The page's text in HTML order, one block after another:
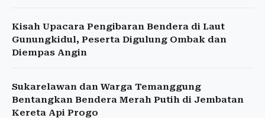
Kisah Upacara Pengibaran Bendera di Laut
Gunungkidul, Peserta Digulung Ombak dan
Diempas Angin
Sukarelawan dan Warga Temanggung
Bentangkan Bendera Merah Putih di Jembatan
Kereta Api Progo